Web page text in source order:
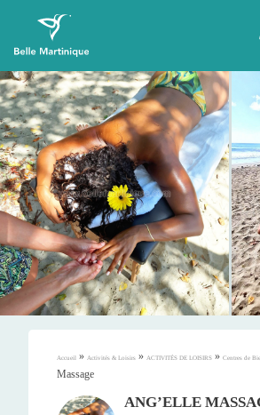
Accueil » Activités & Loisirs » ACTIVITÉS DE LOISIRS » Centres de
Massage
ANG’ELLE